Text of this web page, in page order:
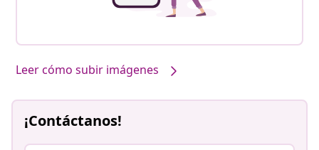
Leer cómo subir imágenes
¡Contáctanos!